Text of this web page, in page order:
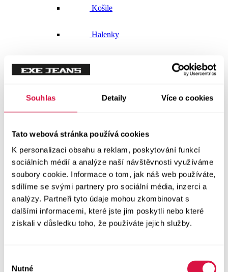
Souhlas Detaily Více o cookies
Tato webová stránka používá cookies
K personalizaci obsahu a reklam, poskytování funkcí
sociálních médií a analýze naší návštěvnosti využíváme
soubory cookie. Informace o tom, jak náš web používáte,
sdílíme se svými partnery pro sociální média, inzerci a
analýzy. Partneři tyto údaje mohou zkombinovat s
dalšími informacemi, které jste jim poskytli nebo které
získali v důsledku toho, že používáte jejich služby.
Nutné
Košile
Halenky
Vše v kategorii Svetry a mikiny
Mikiny
Svetry
Šaty a sukně
Vše v kategorii Šaty a sukně
NOVINKY
Letní šaty